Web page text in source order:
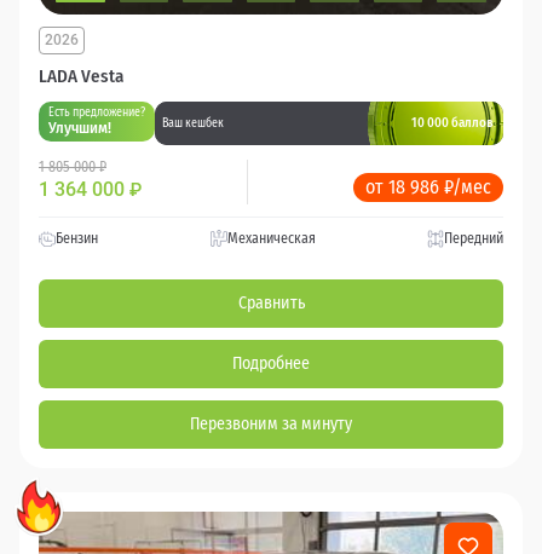
LADA Vesta
2026
Есть предложение?
Улучшим! Ваш кешбек 10 000 баллов
1 805 000 ₽
1 364 000 ₽ от 18 986 ₽/мес
Бензин Механическая Передний
Сравнить
Подробнее
Перезвоним за минуту